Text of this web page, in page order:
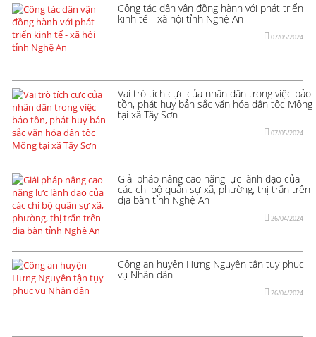
Công tác dân vận đồng hành với phát triển
kinh tế - xã hội tỉnh Nghệ An
07/05/2024
Vai trò tích cực của nhân dân trong việc bảo
tồn, phát huy bản sắc văn hóa dân tộc Mông
tại xã Tây Sơn
07/05/2024
Giải pháp nâng cao năng lực lãnh đạo của
các chi bộ quân sự xã, phường, thị trấn trên
địa bàn tỉnh Nghệ An
26/04/2024
Công an huyện Hưng Nguyên tận tụy phục
vụ Nhân dân
26/04/2024